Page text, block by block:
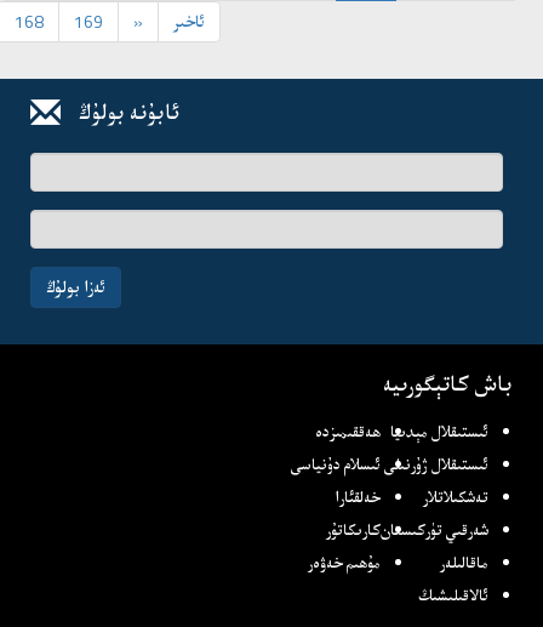
168
169 » ئاخىر
ئابۇنە بولۇڭ
ئىسىم-
فامىلىڭىز
ئېلخەت
ئادرىسىڭىز
ئەزا بولۇڭ
باش كاتېگورىيە
ئىستىقلال مېدىيا ھەققىمىزدە
ئىستىقلال ژۇرنىلى ئىسلام دۇنياسى
تەشكىلاتلار
خەلقئارا
شەرقىي تۈركىستانكارىكاتۇر
ماقالىلەر
مۇھىم خەۋەر
ئالاقىلىشىڭ